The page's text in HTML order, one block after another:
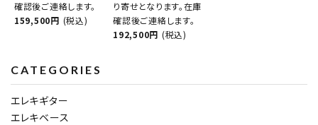
確認後ご連絡します。
159,500円 (税込)
り寄せとなります。在庫
確認後ご連絡します。
192,500円 (税込)
CATEGORIES
エレキギター
エレキベース